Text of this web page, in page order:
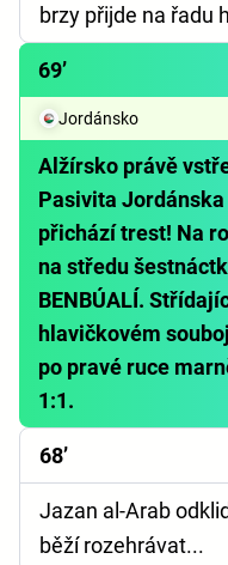
brzy přijde na řadu
69’
Jordánsko
Alžírsko právě
Pasivita
přichází trest! Na
na středu
BENBÚALÍ.
hlavičkovém
po pravé ruce
1:1.
68’
Jazan al-Arab
běží rozehrávat...